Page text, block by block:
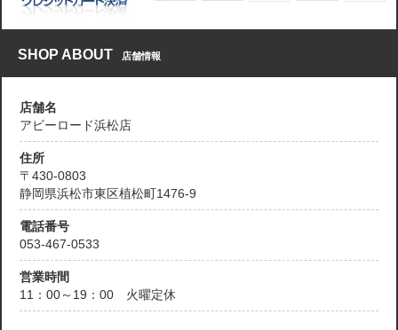
SHOP ABOUT 店舗情報
店舗名
アビーロード浜松店
住所
〒430-0803
静岡県浜松市東区植松町1476-9
電話番号
053-467-0533
営業時間
11：00～19：00 火曜定休